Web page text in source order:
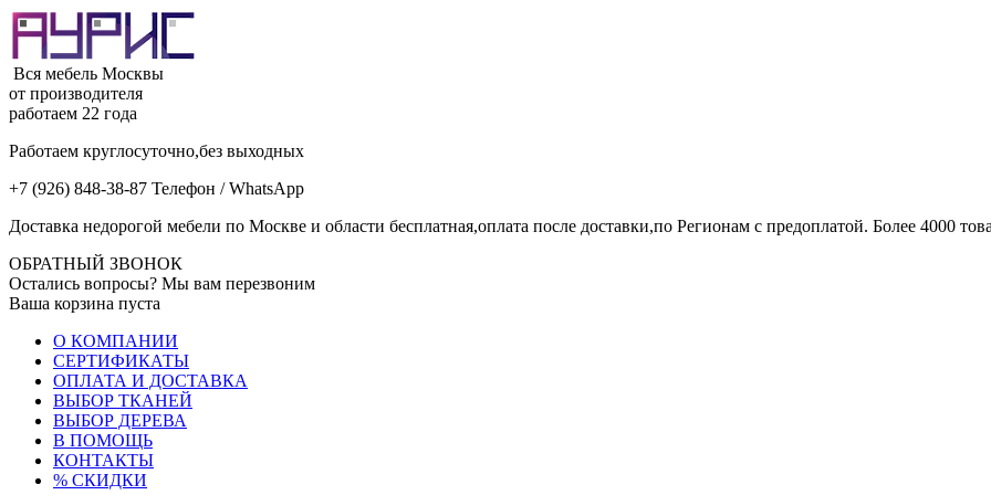
Вся мебель Москвы
от производителя
работаем 22 года
Работаем круглосуточно,без выходных
+7 (926) 848-38-87 Телефон / WhatsApp
Доставка недорогой мебели по Москве и области бесплатная,оплата после доставки,по Регионам с предоплатой. Более 4000
ОБРАТНЫЙ ЗВОНОК
Остались вопросы? Мы вам перезвоним
Ваша корзина пуста
О КОМПАНИИ
СЕРТИФИКАТЫ
ОПЛАТА И ДОСТАВКА
ВЫБОР ТКАНЕЙ
ВЫБОР ДЕРЕВА
В ПОМОЩЬ
КОНТАКТЫ
% СКИДКИ